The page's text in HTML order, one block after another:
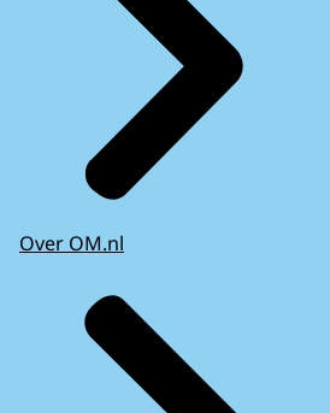
Over OM.nl